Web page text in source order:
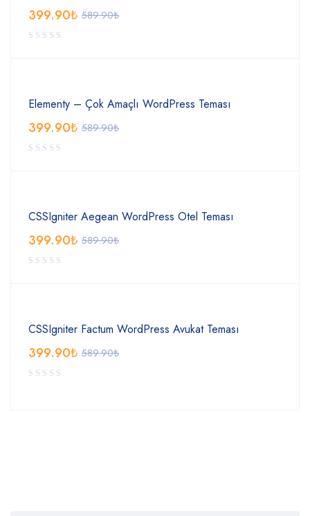
589.90₺
399.90₺
Elementy – Çok Amaçlı WordPress Teması
589.90₺
399.90₺
CSSIgniter Aegean WordPress Otel Teması
589.90₺
399.90₺
CSSIgniter Factum WordPress Avukat Teması
589.90₺
399.90₺